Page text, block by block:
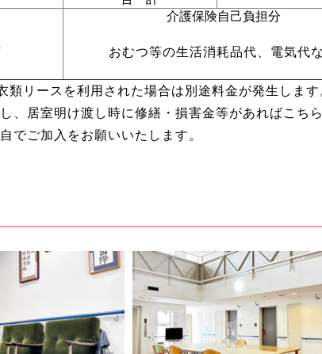
介護保険自己負担分
おむつ等の生活消耗品代、電気代
リースを利用された場合は別途料金が発生します
、居室明け渡し時に修繕・損害金等があればこち
でご加入をお願いいたします。